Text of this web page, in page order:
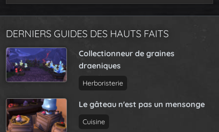
DERNIERS GUIDES DES HAUTS FAITS
Collectionneur de graines
draeniques
Herboristerie
Le gâteau n'est pas un mensonge
Cuisine